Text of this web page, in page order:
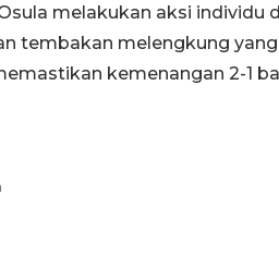
melakukan aksi individu
tembakan melengkung
kemenangan 2-1